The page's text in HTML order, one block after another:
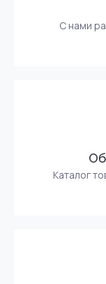
С нами
Каталог